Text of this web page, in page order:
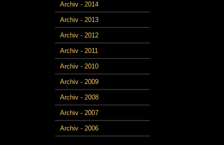
Archiv - 2014
Archiv - 2013
Archiv - 2012
Archiv - 2011
Archiv - 2010
Archiv - 2009
Archiv - 2008
Archiv - 2007
Archiv - 2006